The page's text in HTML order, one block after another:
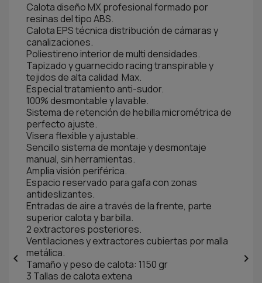
 
Calota diseño MX profesional formado por
resinas del tipo ABS.
Calota EPS técnica distribución de cámaras y
canalizaciones.
Poliestireno interior de multi densidades.
Tapizado y guarnecido racing transpirable y
tejidos de alta calidad Max.
Especial tratamiento anti-sudor.
100% desmontable y lavable.
Sistema de retención de hebilla micrométrica de
perfecto ajuste.
Visera flexible y ajustable.
Sencillo sistema de montaje y desmontaje
manual, sin herramientas.
Amplia visión periférica.
Espacio reservado para gafa con zonas
antideslizantes.
Entradas de aire a través de la frente, parte
superior calota y barbilla.
2 extractores posteriores.
Ventilaciones y extractores cubiertas por malla
metálica.
Tamaño y peso de calota: 1150 gr
3 Tallas de calota extena